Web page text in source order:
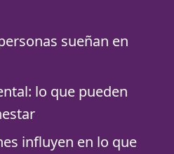
sueñan en
lo que pueden
influyen en lo que